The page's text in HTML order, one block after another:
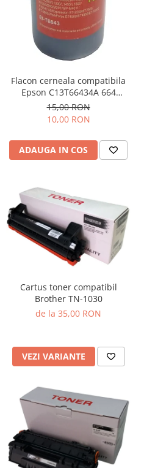
Flacon cerneala compatibila
Epson C13T66434A 664
magenta
15,00 RON
10,00 RON
ADAUGA IN COS
Cartus toner compatibil
Brother TN-1030
de la 35,00 RON
VEZI VARIANTE